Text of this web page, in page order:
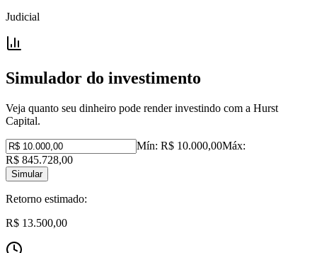
Judicial
Simulador do investimento
Veja quanto seu dinheiro pode render investindo com a Hurst
Capital.
Mín: R$ 10.000,00Máx:
R$ 845.728,00
Simular
Retorno estimado:
R$ 13.500,00